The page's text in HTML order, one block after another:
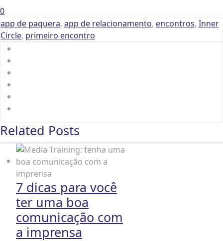
0
app de paquera, app de relacionamento, encontros, Inner
Circle, primeiro encontro
Related Posts
7 dicas para você
ter uma boa
comunicação com
a imprensa